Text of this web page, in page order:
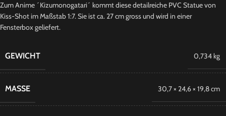
Zum Anime ´Kizumonogatari´ kommt diese detailreiche PVC Statue von
Kiss-Shot im Maßstab 1:7. Sie ist ca. 27 cm gross und wird in einer
Fensterbox geliefert.
GEWICHT 0,734 kg
MASSE 30,7 × 24,6 × 19,8 cm